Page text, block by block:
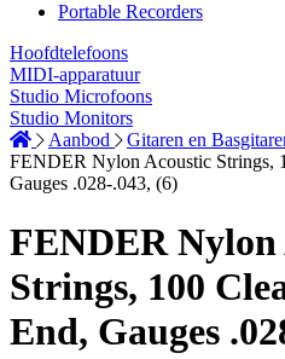
Portable Recorders
Hoofdtelefoons
MIDI-apparatuur
Studio Microfoons
Studio Monitors
Aanbod
Gitaren en
FENDER Nylon Acoustic Strings,
Gauges .028-.043, (6)
FENDER Nylon
Strings, 100
End, Gauges